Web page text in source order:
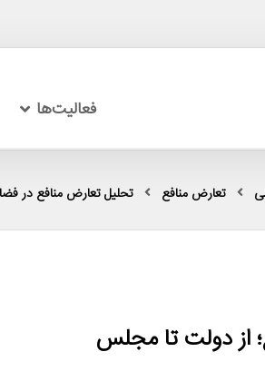
فعالیت‌ها
تعارض منافع تحلیل تعارض منافع در
از دولت تا مجلس